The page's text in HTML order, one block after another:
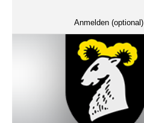
Anmelden (optional)